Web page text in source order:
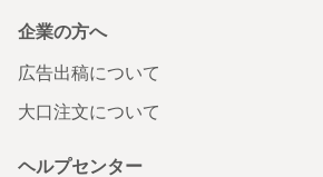
企業の方へ
広告出稿について
大口注文について
ヘルプセンター